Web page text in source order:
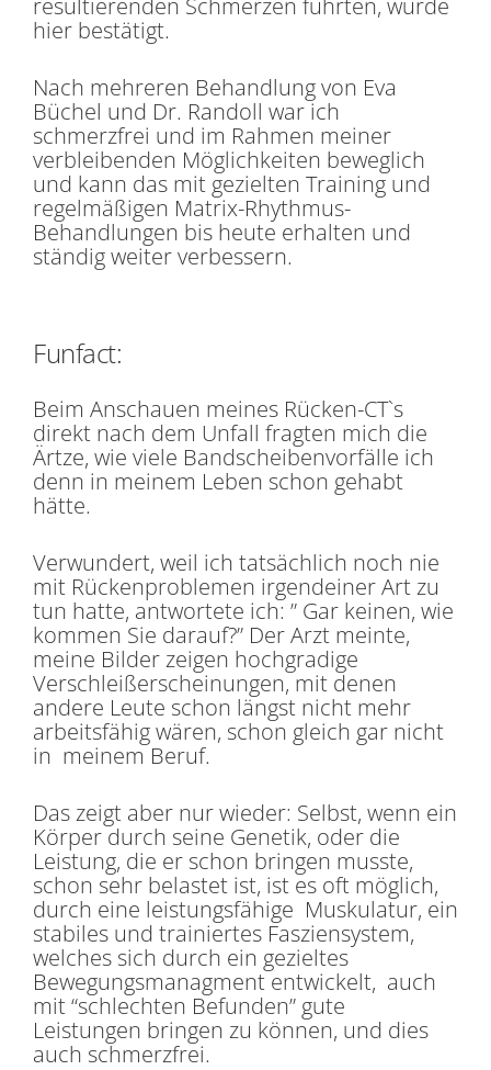
hier bestätigt.
Nach mehreren Behandlung von Eva
Büchel und Dr. Randoll war ich
schmerzfrei und im Rahmen meiner
verbleibenden Möglichkeiten beweglich
und kann das mit gezielten Training und
regelmäßigen Matrix-Rhythmus-
Behandlungen bis heute erhalten und
ständig weiter verbessern.
Funfact:
Beim Anschauen meines Rücken-CT`s
direkt nach dem Unfall fragten mich die
Ärtze, wie viele Bandscheibenvorfälle ich
denn in meinem Leben schon gehabt
hätte.
Verwundert, weil ich tatsächlich noch nie
mit Rückenproblemen irgendeiner Art zu
tun hatte, antwortete ich: ” Gar keinen, wie
kommen Sie darauf?” Der Arzt meinte,
meine Bilder zeigen hochgradige
Verschleißerscheinungen, mit denen
andere Leute schon längst nicht mehr
arbeitsfähig wären, schon gleich gar nicht
in meinem Beruf.
Das zeigt aber nur wieder: Selbst, wenn ein
Körper durch seine Genetik, oder die
Leistung, die er schon bringen musste,
schon sehr belastet ist, ist es oft möglich,
durch eine leistungsfähige Muskulatur, ein
stabiles und trainiertes Fasziensystem,
welches sich durch ein gezieltes
Bewegungsmanagment entwickelt, auch
mit “schlechten Befunden” gute
Leistungen bringen zu können, und dies
auch schmerzfrei.